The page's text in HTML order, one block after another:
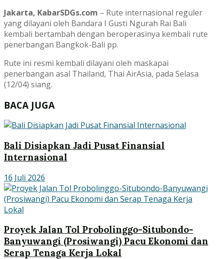
Jakarta, KabarSDGs.com – Rute internasional reguler
yang dilayani oleh Bandara I Gusti Ngurah Rai Bali
kembali bertambah dengan beroperasinya kembali rute
penerbangan Bangkok-Bali pp.
Rute ini resmi kembali dilayani oleh maskapai
penerbangan asal Thailand, Thai AirAsia, pada Selasa
(12/04) siang.
BACA JUGA
Bali Disiapkan Jadi Pusat Finansial
Internasional
16 Juli 2026
Proyek Jalan Tol Probolinggo-Situbondo-
Banyuwangi (Prosiwangi) Pacu Ekonomi dan
Serap Tenaga Kerja Lokal